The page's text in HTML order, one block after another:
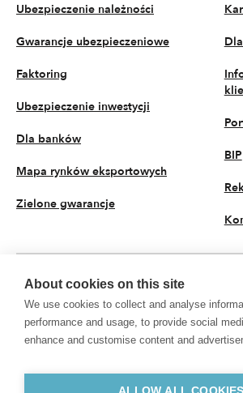
Ubezpieczenie należności
Gwarancje ubezpieczeniowe
Faktoring
Ubezpieczenie inwestycji
Dla banków
Mapa rynków eksportowych
Zielone gwarancje
BIP
© 2026 KUKE S.A. Wszystkie prawa
Polityka prywatności
Przetwarzanie
KUKE S.A. z siedzibą przy ul. Kruczej 50, 00-025
m.st. Warszawy w Warszawie, XII Wydział
PL
About cookies on this site
We use cookies to collect and analyse
performance and usage, to provide social
enhance and customise content and